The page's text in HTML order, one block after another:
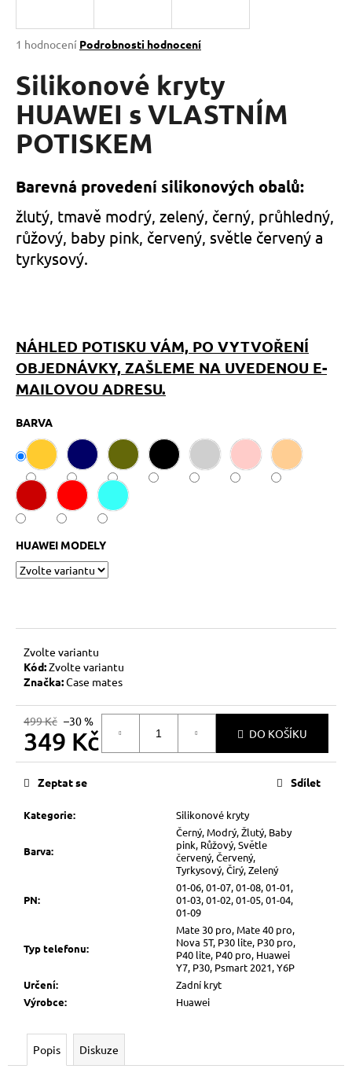
Průměrné
produktu
je
5,0
5
hvězdiček.
1 hodnocení Podrobnosti hodnocení
Silikonové kryty
HUAWEI s VLASTNÍM
POTISKEM
Barevná provedení silikonových obalů:
žlutý, tmavě modrý, zelený, černý, průhledný,
růžový, baby pink, červený, světle červený a
tyrkysový.
NÁHLED POTISKU VÁM, PO VYTVOŘENÍ
OBJEDNÁVKY, ZAŠLEME NA UVEDENOU E-
MAILOVOU ADRESU.
BARVA
HUAWEI MODELY
Zvolte variantu
Kód:Zvolte variantu
Značka:Case mates
499 Kč –30 %
349 Kč
Měrná
DO KOŠÍKU
Kategorie: Silikonové kryty
Barva:
Černý, Modrý, Žlutý, Baby
pink, Růžový, Světle
červený, Červený,
Tyrkysový, Čirý, Zelený
PN:
01-06, 01-07, 01-08, 01-01,
01-03, 01-02, 01-05, 01-04,
01-09
Typ telefonu:
Mate 30 pro, Mate 40 pro,
Nova 5T, P30 lite, P30 pro,
P40 lite, P40 pro, Huawei
Y7, P30, Psmart 2021, Y6P
Určení:
Zadní kryt
Výrobce: Huawei
Zeptat se Sdílet
Popis Diskuze
j
t
?
HLEDAT
D
o
u
č
u
j
m